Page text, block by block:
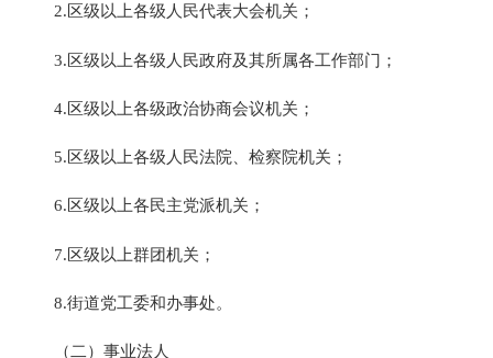
2.区级以上各级人民代表大会机关；
3.区级以上各级人民政府及其所属各工作部门；
4.区级以上各级政治协商会议机关；
5.区级以上各级人民法院、检察院机关；
6.区级以上各民主党派机关；
7.区级以上群团机关；
8.街道党工委和办事处。
（二）事业法人